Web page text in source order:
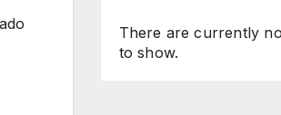
There are currently
to show.